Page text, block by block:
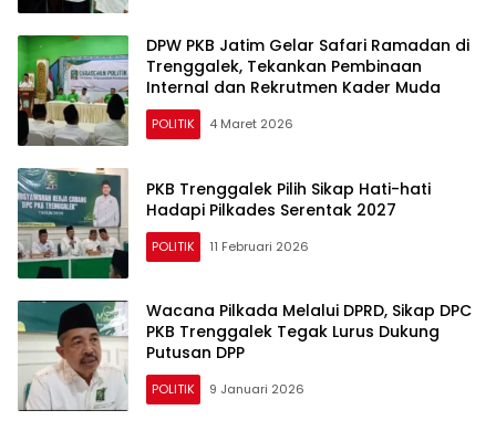
DPW PKB Jatim Gelar Safari Ramadan di
Trenggalek, Tekankan Pembinaan
Internal dan Rekrutmen Kader Muda
POLITIK 4 Maret 2026
PKB Trenggalek Pilih Sikap Hati-hati
Hadapi Pilkades Serentak 2027
POLITIK 11 Februari 2026
Wacana Pilkada Melalui DPRD, Sikap DPC
PKB Trenggalek Tegak Lurus Dukung
Putusan DPP
POLITIK 9 Januari 2026